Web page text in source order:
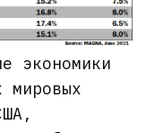
экономики
мировых